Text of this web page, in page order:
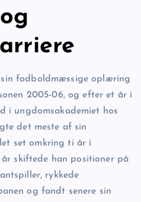
sin fodboldmæssige oplæring
2005-06, og efter et år i
i ungdomsakademiet hos
det meste af sin
set omkring ti år i
skiftede han positioner på
rykkede
og fandt senere sin